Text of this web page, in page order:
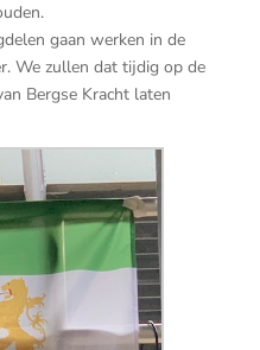
gaan werken in de
We zullen dat tijdig op de
Bergse Kracht laten